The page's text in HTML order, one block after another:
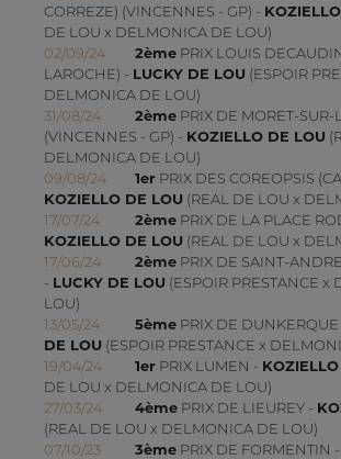
CORREZE) (VINCENNES - GP) -
DE LOU x DELMONICA DE LOU)
02/09/24
2èmePRIX LOUIS
LAROCHE) - LUCKY DE LOU (ESPOIR
DELMONICA DE LOU)
31/08/24
2èmePRIX DE MORET-SUR-
(VINCENNES - GP) - KOZIELLO DE LOU
DELMONICA DE LOU)
09/08/24
1erPRIX DES COREOPSIS
KOZIELLO DE LOU (REAL DE LOU x
17/07/24
2èmePRIX DE LA PLACE
KOZIELLO DE LOU (REAL DE LOU x
17/06/24
2èmePRIX DE SAINT-
- LUCKY DE LOU (ESPOIR PRESTANCE x
LOU)
13/05/24
5èmePRIX DE DUNKERQUE
DE LOU (ESPOIR PRESTANCE x
19/04/24
1erPRIX LUMEN -
DE LOU x DELMONICA DE LOU)
27/03/24
4èmePRIX DE LIEUREY -
(REAL DE LOU x DELMONICA DE LOU)
07/10/23
3èmePRIX DE FORMENTIN -